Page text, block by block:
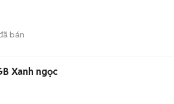
bán
Xanh ngọc